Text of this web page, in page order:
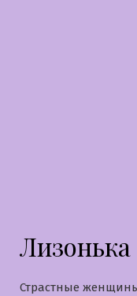
Лизонька
Страстные